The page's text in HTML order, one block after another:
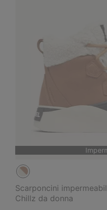
Scarponcini
Chillz da donna